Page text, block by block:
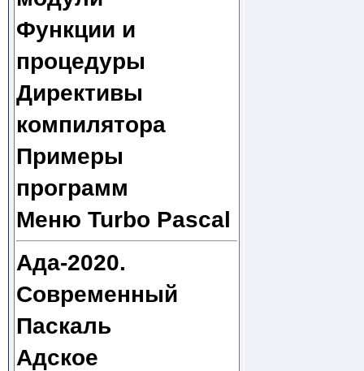
Функции и
процедуры
Директивы
компилятора
Примеры
программ
Меню Turbo Pascal
Ада-2020.
Современный
Паскаль
Адское